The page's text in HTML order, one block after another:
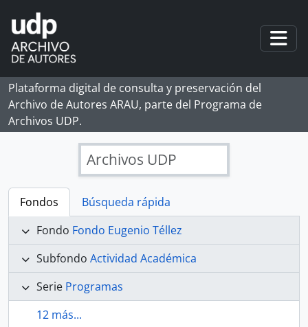
Skip to main content
Plataforma digital de consulta y preservación del
Archivo de Autores ARAU, parte del Programa de
Archivos UDP.
Archivos UDP
Fondos
Búsqueda rápida
Fondo Fondo Eugenio Téllez
Subfondo Actividad Académica
Serie Programas
12 más...